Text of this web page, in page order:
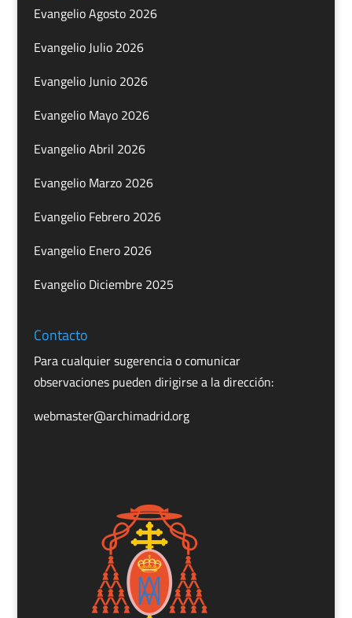
Evangelio Agosto 2026
Evangelio Julio 2026
Evangelio Junio 2026
Evangelio Mayo 2026
Evangelio Abril 2026
Evangelio Marzo 2026
Evangelio Febrero 2026
Evangelio Enero 2026
Evangelio Diciembre 2025
Contacto
Para cualquier sugerencia o comunicar
observaciones pueden dirigirse a la dirección:
webmaster@archimadrid.org